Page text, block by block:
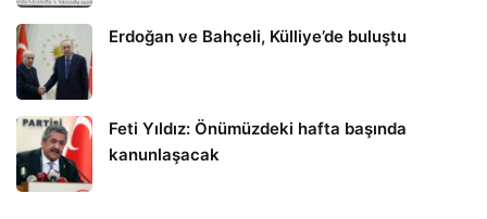
Erdoğan ve Bahçeli, Külliye’de buluştu
Feti Yıldız: Önümüzdeki hafta başında
kanunlaşacak